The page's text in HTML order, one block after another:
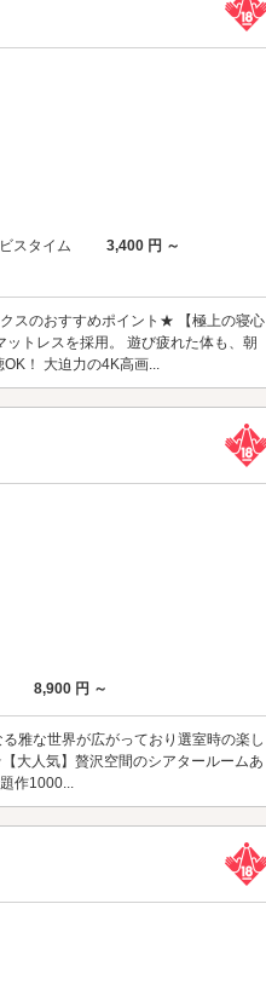
スタイム
3,400 円 ～
スのおすすめポイント★ 【極上の寝心
トレスを採用。 遊び疲れた体も、朝
！ 大迫力の4K高画...
8,900 円 ～
雅な世界が広がっており選室時の楽し
大人気】贅沢空間のシアタールームあ
作1000...